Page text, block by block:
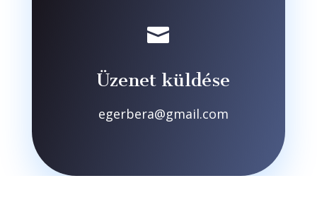

Üzenet küldése
egerbera@gmail.com